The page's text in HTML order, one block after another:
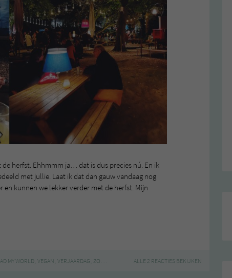
herfst. Ehhmmm ja… dat is dus precies nú. En ik
met jullie. Laat ik dat dan gauw vandaag nog
en kunnen we lekker verder met de herfst. Mijn
MY WORLD, VEGAN, VERJAARDAG, ZOMER ALLE 2 REACTIES BEKIJKEN